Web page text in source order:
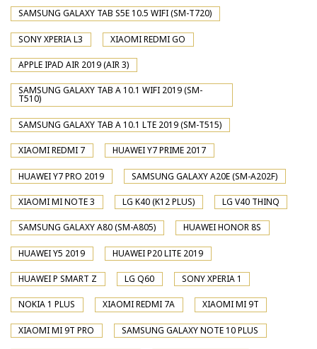
SAMSUNG GALAXY TAB S5E 10.5 WIFI (SM-T720)
SONY XPERIA L3 XIAOMI REDMI GO
APPLE IPAD AIR 2019 (AIR 3)
SAMSUNG GALAXY TAB A 10.1 WIFI 2019 (SM-
T510)
SAMSUNG GALAXY TAB A 10.1 LTE 2019 (SM-T515)
XIAOMI REDMI 7 HUAWEI Y7 PRIME 2017
HUAWEI Y7 PRO 2019 SAMSUNG GALAXY A20E (SM-A202F)
XIAOMI MI NOTE 3 LG K40 (K12 PLUS) LG V40 THINQ
SAMSUNG GALAXY A80 (SM-A805) HUAWEI HONOR 8S
HUAWEI Y5 2019 HUAWEI P20 LITE 2019
HUAWEI P SMART Z LG Q60 SONY XPERIA 1
NOKIA 1 PLUS XIAOMI REDMI 7A XIAOMI MI 9T
XIAOMI MI 9T PRO SAMSUNG GALAXY NOTE 10 PLUS